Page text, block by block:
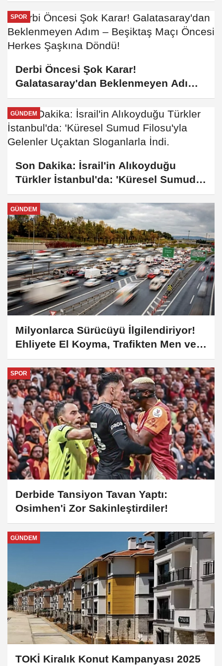
Projesine Dahil Olma Süreci Hakkında
Tüm Detaylar!
SPOR
Derbi Öncesi Şok Karar!
Galatasaray'dan Beklenmeyen Adım –
Beşiktaş Maçı Öncesi Herkes Şaşkına
Döndü!
GÜNDEM
Son Dakika: İsrail'in Alıkoyduğu
Türkler İstanbul'da: 'Küresel Sumud
Filosu'yla Gelenler Uçaktan
Sloganlarla İndi.
GÜNDEM
Milyonlarca Sürücüyü İlgilendiriyor!
Ehliyete El Koyma, Trafikten Men ve
180 Bin TL'ye Varan Cezalar Meclis'te!
SPOR
Derbide Tansiyon Tavan Yaptı:
Osimhen'i Zor Sakinleştirdiler!
GÜNDEM
TOKİ Kiralık Konut Kampanyası 2025